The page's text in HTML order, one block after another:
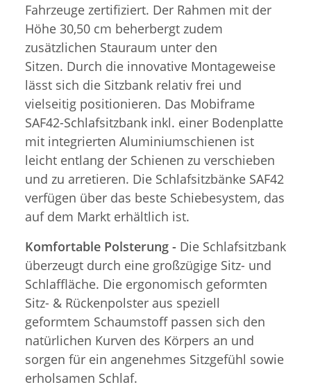
Fahrzeuge zertifiziert. Der Rahmen mit der
Höhe 30,50 cm beherbergt zudem
zusätzlichen Stauraum unter den
Sitzen. Durch die innovative Montageweise
lässt sich die Sitzbank relativ frei und
vielseitig positionieren. Das Mobiframe
SAF42-Schlafsitzbank inkl. einer Bodenplatte
mit integrierten Aluminiumschienen ist
leicht entlang der Schienen zu verschieben
und zu arretieren. Die Schlafsitzbänke SAF42
verfügen über das beste Schiebesystem, das
auf dem Markt erhältlich ist.
Komfortable Polsterung - Die Schlafsitzbank
überzeugt durch eine großzügige Sitz- und
Schlaffläche. Die ergonomisch geformten
Sitz- & Rückenpolster aus speziell
geformtem Schaumstoff passen sich den
natürlichen Kurven des Körpers an und
sorgen für ein angenehmes Sitzgefühl sowie
erholsamen Schlaf.